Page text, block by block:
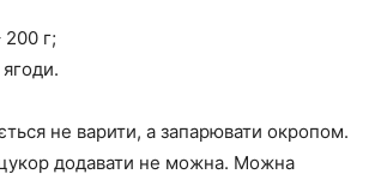
200 г;
не варити, а запарювати окропом.
додавати не можна. Можна